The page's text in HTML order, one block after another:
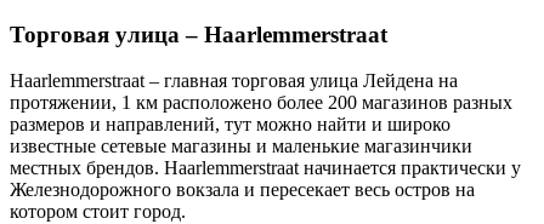
Торговая улица – Haarlemmerstraat
Haarlemmerstraat – главная торговая улица Лейдена на
протяжении, 1 км расположено более 200 магазинов разных
размеров и направлений, тут можно найти и широко
известные сетевые магазины и маленькие магазинчики
местных брендов. Haarlemmerstraat начинается практически у
Железнодорожного вокзала и пересекает весь остров на
котором стоит город.